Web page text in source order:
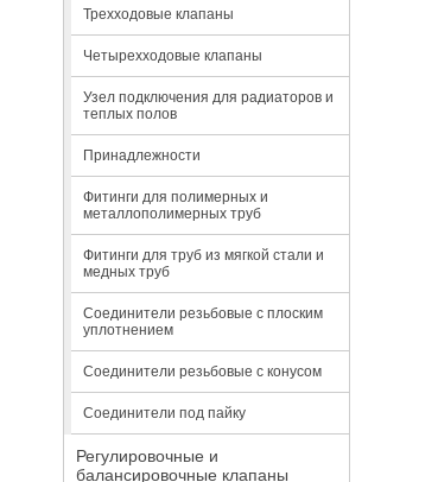
Трехходовые клапаны
Четырехходовые клапаны
Узел подключения для радиаторов и
теплых полов
Принадлежности
Фитинги для полимерных и
металлополимерных труб
Фитинги для труб из мягкой стали и
медных труб
Соединители резьбовые с плоским
уплотнением
Соединители резьбовые с конусом
Соединители под пайку
Регулировочные и
балансировочные клапаны